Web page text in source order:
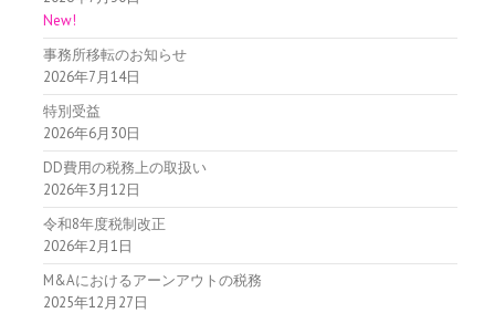
事務所移転のお知らせ
2026年7月14日
特別受益
2026年6月30日
DD費用の税務上の取扱い
2026年3月12日
令和8年度税制改正
2026年2月1日
M&Aにおけるアーンアウトの税務
2025年12月27日